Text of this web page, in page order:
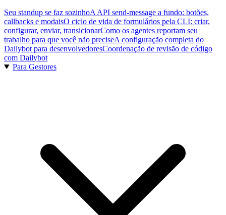
Seu standup se faz sozinhoA API send-message a fundo: botões,
callbacks e modaisO ciclo de vida de formulários pela CLI: criar,
configurar, enviar, transicionarComo os agentes reportam seu
trabalho para que você não preciseA configuração completa do
Dailybot para desenvolvedoresCoordenação de revisão de código
com Dailybot
Para Gestores